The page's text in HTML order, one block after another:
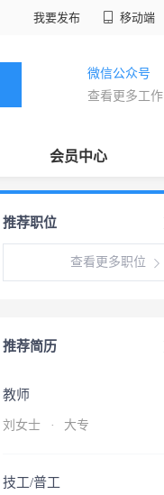
我要发布 移动端
微信公众号
查看更多工作
会员中心
推荐职位
查看更多职位
推荐简历
教师
刘女士 · 大专
技工/普工